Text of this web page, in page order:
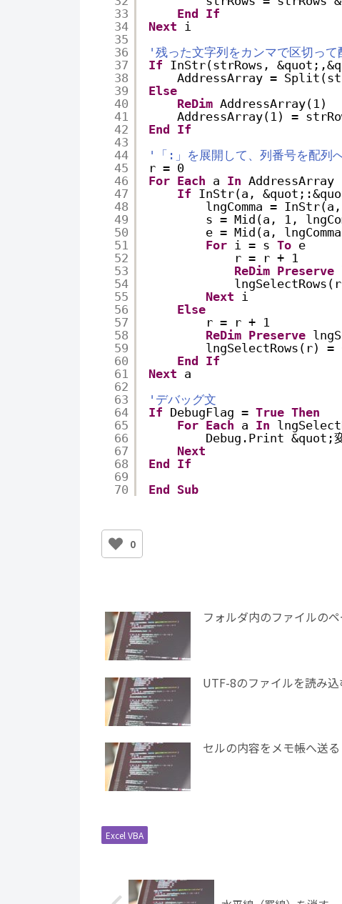
33
34
35
36
37
38
39
40
41
42
43
44
45
46
47
48
49
50
51
52
53
54
55
56
57
58
59
60
61
62
63
64
65
66
67
68
69
70
End
If
Next i
'残った文字列をカンマで区切って
If InStr(strRows,
AddressArray =
Else
ReDim AddressArray(1)
AddressArray(1) =
End
If
'「:」を展開して、列番号を配列
r = 0
For Each a In AddressArray
If InStr(a,
lngComma =
s = Mid(a, 1,
e = Mid(a,
For i = s To e
r = r + 1
ReDim Preserve
Next i
Else
r = r + 1
ReDim Preserve
lngSelectRows(r) =
End
If
Next a
'デバッグ文
If DebugFlag = True Then
For Each a In
Debug.Print &quot;
Next
End
If
End
Sub
0
フォルダ内のファイルの
UTF-8のファイルを読み込
セルの内容をメモ帳へ送る
Excel VBA